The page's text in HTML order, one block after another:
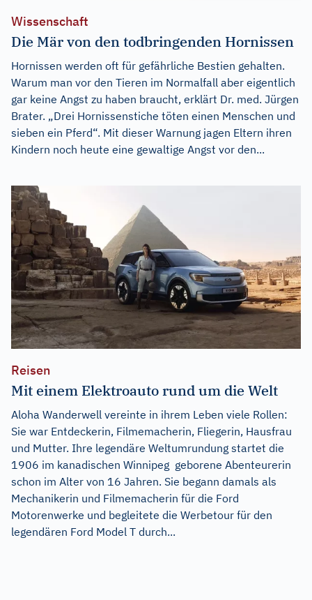
Wissenschaft
Die Mär von den todbringenden Hornissen
Hornissen werden oft für gefährliche Bestien gehalten.
Warum man vor den Tieren im Normalfall aber eigentlich
gar keine Angst zu haben braucht, erklärt Dr. med. Jürgen
Brater. „Drei Hornissenstiche töten einen Menschen und
sieben ein Pferd“. Mit dieser Warnung jagen Eltern ihren
Kindern noch heute eine gewaltige Angst vor den...
Reisen
Mit einem Elektroauto rund um die Welt
Aloha Wanderwell vereinte in ihrem Leben viele Rollen:
Sie war Entdeckerin, Filmemacherin, Fliegerin, Hausfrau
und Mutter. Ihre legendäre Weltumrundung startet die
1906 im kanadischen Winnipeg geborene Abenteurerin
schon im Alter von 16 Jahren. Sie begann damals als
Mechanikerin und Filmemacherin für die Ford
Motorenwerke und begleitete die Werbetour für den
legendären Ford Model T durch...